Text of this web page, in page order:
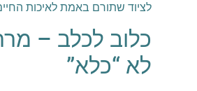
לציוד שתורם באמת לאיכות
כלוב לכלב –
לא “כלא”